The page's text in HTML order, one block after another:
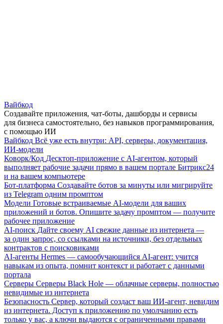
Вайбкод
Создавайте приложения, чат-боты, дашборды и сервисы
для бизнеса самостоятельно, без навыков программирования,
с помощью ИИ
Вайбкод Всё уже есть внутри: API, серверы, документация,
ИИ-модели
Коворк/Код Десктоп-приложение с AI-агентом, который
выполняет рабочие задачи прямо в вашем портале Битрикс24
и на вашем компьютере
Бот-платформа Создавайте ботов за минуты или мигрируйте
из Telegram одним промптом
Модели Готовые встраиваемые AI-модели для ваших
приложений и ботов. Опишите задачу промптом — получите
рабочее приложение
AI-поиск Дайте своему AI свежие данные из интернета —
за один запрос, со ссылками на источники, без отдельных
контрактов с поисковиками
AI-агенты Hermes — самообучающийся AI-агент: учится
навыкам из опыта, помнит контекст и работает с данными
портала
Серверы Серверы Black Hole — облачные серверы, полностью
невидимые из интернета
Безопасность Сервер, который создаст ваш ИИ-агент, невидим
из интернета. Доступ к приложению по умолчанию есть
только у вас, а ключи выдаются с ограниченными правами